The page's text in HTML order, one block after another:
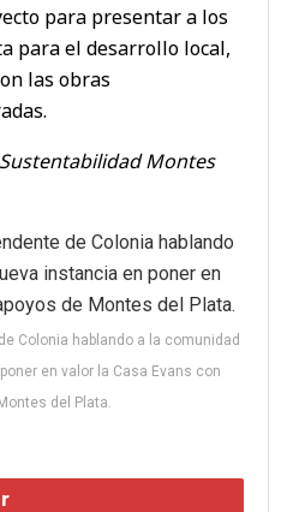
para presentar a los
para el desarrollo local,
las obras
Montes
Colonia hablando a la comunidad
en valor la Casa Evans con
del Plata.